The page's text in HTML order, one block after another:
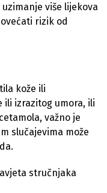
više lijekova
rizik od
kože ili
ili izrazitog umora, ili
važno je
slučajevima može
stručnjaka